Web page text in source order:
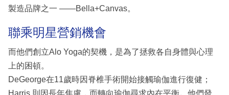
製造品牌之一 ——Bella+Canvas。
聯乘明星營銷機會
而他們創立Alo Yoga的契機，是為了拯救各自身體與心理
上的困頓。
DeGeorge在11歲時因脊椎手術開始接觸瑜伽進行復健；
Harris 則因長年焦慮，而轉向瑜伽尋求內在平衡。他們發